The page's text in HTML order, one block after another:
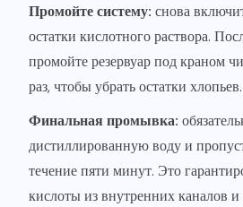
Промойте систему: снова
остатки кислотного раствора.
промойте резервуар под краном
раз, чтобы убрать остатки хлопьев.
Финальная промывка:
дистиллированную воду и
течение пяти минут. Это
кислоты из внутренних каналов и